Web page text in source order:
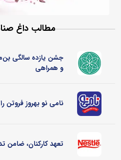
مطالب داغ
جشن یازده سالگی
و همراهی
نامی نو بهروز فروتن را
تعهد کارکنان، ضامن